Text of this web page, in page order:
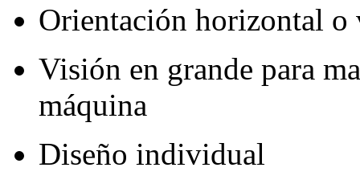
Orientación horizontal o
Visión en grande para
máquina
Diseño individual